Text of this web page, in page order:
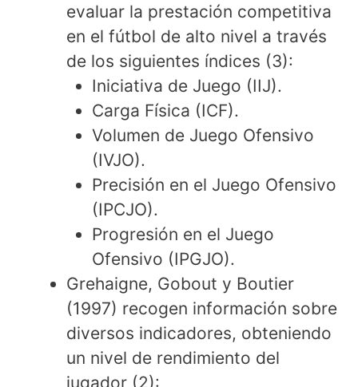
evaluar la prestación competitiva
en el fútbol de alto nivel a través
de los siguientes índices (3):
Iniciativa de Juego (IIJ).
Carga Física (ICF).
Volumen de Juego Ofensivo
(IVJO).
Precisión en el Juego Ofensivo
(IPCJO).
Progresión en el Juego
Ofensivo (IPGJO).
Grehaigne, Gobout y Boutier
(1997) recogen información sobre
diversos indicadores, obteniendo
un nivel de rendimiento del
jugador (2):